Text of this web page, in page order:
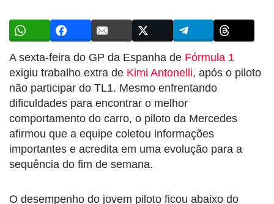
A sexta-feira do GP da Espanha de Fórmula 1
exigiu trabalho extra de Kimi Antonelli, após o piloto
não participar do TL1. Mesmo enfrentando
dificuldades para encontrar o melhor
comportamento do carro, o piloto da Mercedes
afirmou que a equipe coletou informações
importantes e acredita em uma evolução para a
sequência do fim de semana.
O desempenho do jovem piloto ficou abaixo do